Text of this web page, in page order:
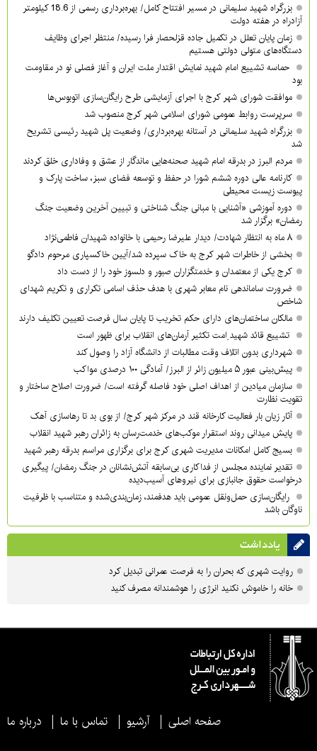
بزرگراه شهید سلیمانی در مسیر افتتاح کامل/ بهره‌برداری رسمی از 18.6 کیلومتر
آزادراه در هفته دولت
زمان پایان تعلل در تکمیل جاده قزلحصار فرا رسیده/ منتظر اجرای وظایف
دستگاه‌های متولی دولتی هستیم
حماسه تشییع امام شهید نمایش اقتدار ملت ایران و آغاز فصلی نو در مقاومت
بود
موافقت شورای شهر کرج با اجرای آزمایشی طرح رایگان‌سازی اتوبوس‌ها
سرپرست روابط عمومی شورای اسلامی شهر کرج منصوب شد
بزرگراه شهید سلیمانی در آستانه بهره‌برداری/ وضعیت پل شهید رئیسی تشریح
شد
مردم البرز در بدرقه امام شهید صحنه‌هایی ماندگار از عشق و وفاداری خلق کردند
کارنامه عالی دوره ششم شورا در حفظ و توسعه فضای سبز، ساخت پارک و
پیوست زیست محیطی
دوره آموزشی «آشنایی با مبانی جنگ شناختی و تبیین آخرین وضعیت جنگ
رمضان» برگزار شد
۸ ماه به انتظار شهادت/ دیدار علیرضا رحیمی با خانواده شهیدان فاطمی‌نژاد
بخشی از خاطرات شهر کرج به خاک سپرده شد/آیین خاکسپاری مرحوم دادگو
کرج یکی از معتمدان و خدمتگزاران صبور و دلسوز خود را از دست داد
ضرورت ساماندهی نام‌ معابر شهری با هدف حذف اسامی تکراری و تکریم شهدای
شاخص
مالکان ساختمان‌های دارای حکم تخریب تا پایان سال فرصت تعیین تکلیف دارند
تشییع قائد شهید ِامت تکثیر آرمان‌های انقلاب برای ظهور است
شهرداری بدون اتلاف وقت مطالبات از دانشگاه آزاد را وصول کند
پیش‌بینی عبور ۵ میلیون زائر از البرز/ آمادگی ۱۰۰ درصدی مواکب
سازمان میادین از اهداف اصلی خود فاصله گرفته است/ ضرورت اصلاح ساختار و
تقویت نظارت
آثار زیان بار فعالیت کارخانه قند در مرکز شهر کرج/ از بوی بد تا رهاسازی آهک
پایش میدانی روند استقرار موکب‌های خدمت‌رسان به زائران رهبر شهید انقلاب
بسیج کامل امکانات مدیریت شهری کرج برای برگزاری مراسم بدرقه رهبر شهید
تقدیر نماینده مجلس از فداکاری بی‌سابقه آتش‌نشانان در جنگ رمضان/ پیگیری
درخواست حقوق جانبازی برای نیروهای آسیب‌دیده
رایگان‌سازی حمل‌ونقل عمومی باید هدفمند، زمان‌بندی‌شده و متناسب با ظرفیت
ناوگان باشد
یادداشت
روایت شهری که بحران را به فرصت عمرانی تبدیل کرد
خانه را خاموش نکنید انرژی را هوشمندانه مصرف کنید
صفحه اصلی آرشیو تماس با ما درباره ما